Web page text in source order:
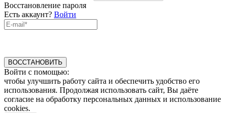
Восстановление пароля
Есть аккаунт? Войти
ВОССТАНОВИТЬ
Войти с помощью:
чтобы улучшить работу сайта и обеспечить удобство его
использования. Продолжая использовать сайт, Вы даёте
согласие на обработку персональных данных и использование
cookies.